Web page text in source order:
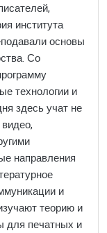
института
основы
Со
технологии и
здесь учат не
направления
и
теорию и
для печатных и